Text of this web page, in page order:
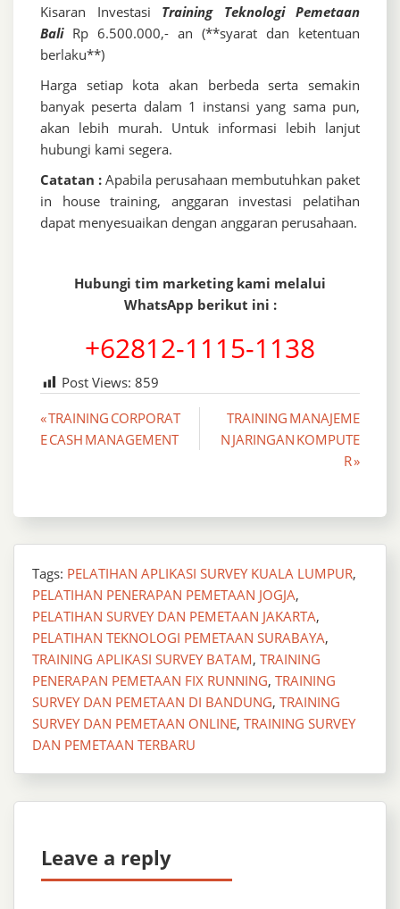
Kisaran Investasi Training Teknologi Pemetaan
Bali Rp 6.500.000,- an (**syarat dan ketentuan
berlaku**)
Harga setiap kota akan berbeda serta semakin
banyak peserta dalam 1 instansi yang sama pun,
akan lebih murah. Untuk informasi lebih lanjut
hubungi kami segera.
Catatan : Apabila perusahaan membutuhkan paket
in house training, anggaran investasi pelatihan
dapat menyesuaikan dengan anggaran perusahaan.
Hubungi tim marketing kami melalui
WhatsApp berikut ini :
+62812-1115-1138
Post Views: 859
Post
navigation
« TRAINING CORPORAT
E CASH MANAGEMENT
TRAINING MANAJEME
N JARINGAN KOMPUTE
R »
Tags: PELATIHAN APLIKASI SURVEY KUALA LUMPUR,
PELATIHAN PENERAPAN PEMETAAN JOGJA,
PELATIHAN SURVEY DAN PEMETAAN JAKARTA,
PELATIHAN TEKNOLOGI PEMETAAN SURABAYA,
TRAINING APLIKASI SURVEY BATAM, TRAINING
PENERAPAN PEMETAAN FIX RUNNING, TRAINING
SURVEY DAN PEMETAAN DI BANDUNG, TRAINING
SURVEY DAN PEMETAAN ONLINE, TRAINING SURVEY
DAN PEMETAAN TERBARU
Leave a reply